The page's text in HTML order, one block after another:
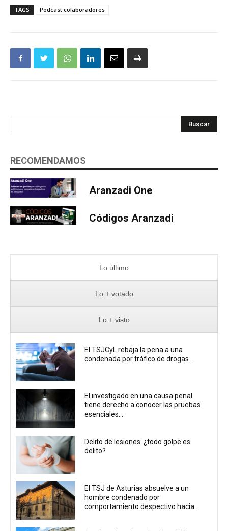
TAGS Podcast colaboradores
Buscar
RECOMENDAMOS
Aranzadi One
Códigos Aranzadi
Lo último
Lo + votado
Lo + visto
El TSJCyL rebaja la pena a una
condenada por tráfico de drogas...
El investigado en una causa penal
tiene derecho a conocer las pruebas
esenciales...
Delito de lesiones: ¿todo golpe es
delito?
El TSJ de Asturias absuelve a un
hombre condenado por
comportamiento despectivo hacia...